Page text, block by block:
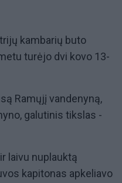
kambarių buto
turėjo dvi kovo 13-
Ramųjį vandenyną,
galutinis tikslas -
laivu nuplauktą
kapitonas apkeliavo